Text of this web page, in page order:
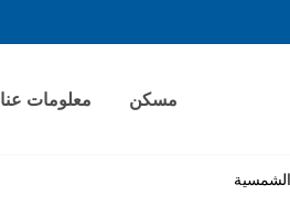
مسكن معلومات عنا
الشمسية